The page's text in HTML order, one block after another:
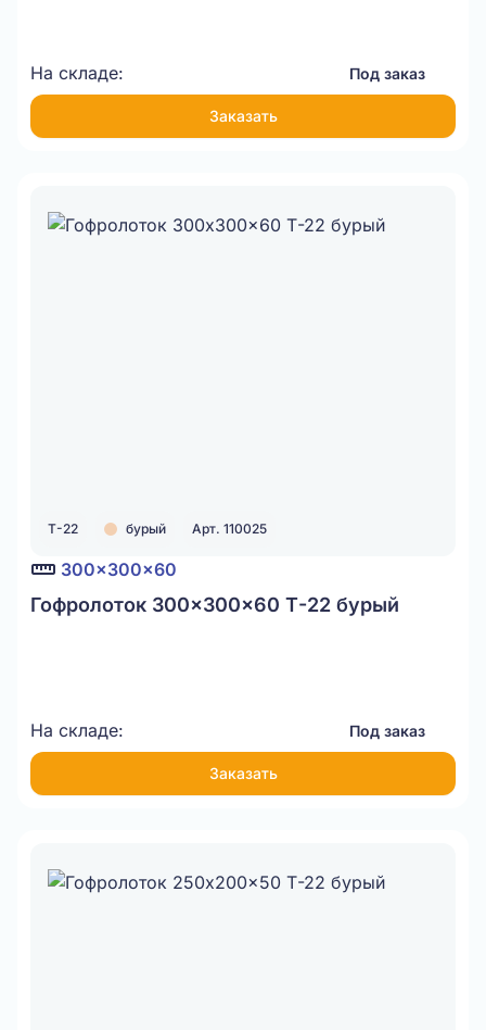
На складе: Под заказ
Заказать
Т-22 бурый Арт. 110025
300x300x60
Гофролоток 300x300x60 Т-22 бурый
На складе: Под заказ
Заказать